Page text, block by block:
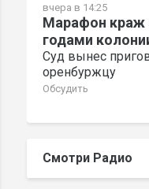
вчера в 14:25
Марафон краж
годами
Суд вынес
оренбуржцу
Обсудить
Смотри Радио